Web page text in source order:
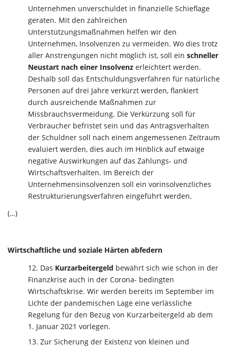
Unternehmen unverschuldet in finanzielle Schieflage
geraten. Mit den zahlreichen
Unterstützungsmaßnahmen helfen wir den
Unternehmen, Insolvenzen zu vermeiden. Wo dies trotz
aller Anstrengungen nicht möglich ist, soll ein schneller
Neustart nach einer Insolvenz erleichtert werden.
Deshalb soll das Entschuldungsverfahren für natürliche
Personen auf drei Jahre verkürzt werden, flankiert
durch ausreichende Maßnahmen zur
Missbrauchsvermeidung. Die Verkürzung soll für
Verbraucher befristet sein und das Antragsverhalten
der Schuldner soll nach einem angemessenen Zeitraum
evaluiert werden, dies auch im Hinblick auf etwaige
negative Auswirkungen auf das Zahlungs- und
Wirtschaftsverhalten. Im Bereich der
Unternehmensinsolvenzen soll ein vorinsolvenzliches
Restrukturierungsverfahren eingeführt werden.
(…)
Wirtschaftliche und soziale Härten abfedern
Das Kurzarbeitergeld bewährt sich wie schon in der
Finanzkrise auch in der Corona- bedingten
Wirtschaftskrise. Wir werden bereits im September im
Lichte der pandemischen Lage eine verlässliche
Regelung für den Bezug von Kurzarbeitergeld ab dem
1. Januar 2021 vorlegen.
Zur Sicherung der Existenz von kleinen und